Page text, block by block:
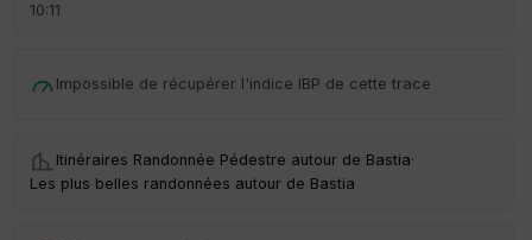
10:11
Impossible de récupérer l'indice IBP de cette trace
Itinéraires Randonnée Pédestre autour de Bastia·
Les plus belles randonnées autour de Bastia